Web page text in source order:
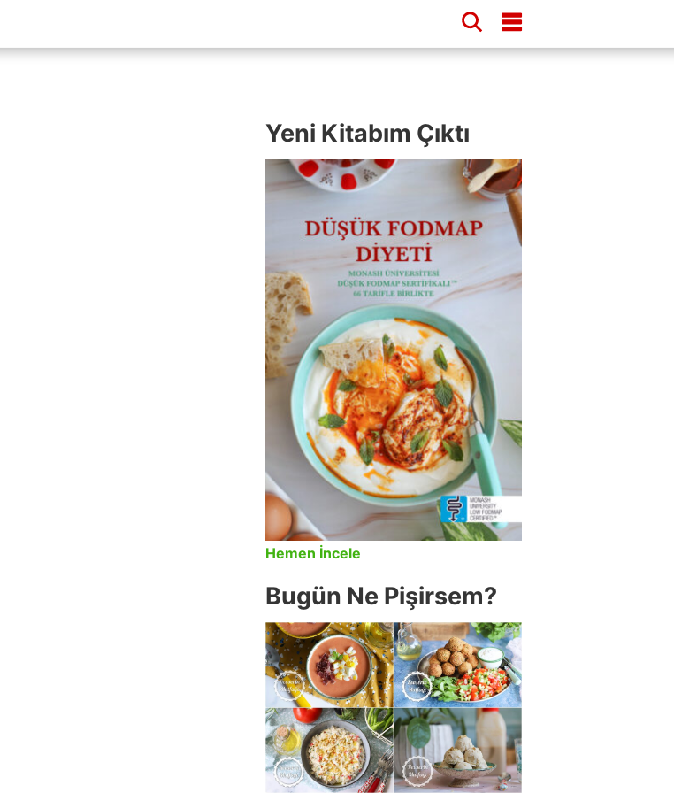
Yeni Kitabım Çıktı
Hemen İncele
Bugün Ne Pişirsem?